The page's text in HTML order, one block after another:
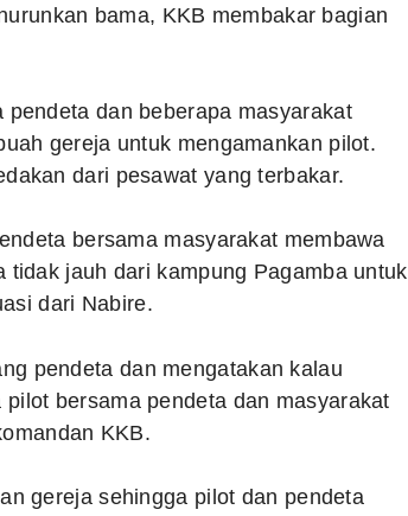
bama, KKB membakar bagian
dan beberapa masyarakat
gereja untuk mengamankan pilot.
dari pesawat yang terbakar.
bersama masyarakat membawa
jauh dari kampung Pagamba untuk
dari Nabire.
pendeta dan mengatakan kalau
bersama pendeta dan masyarakat
KKB.
gereja sehingga pilot dan pendeta